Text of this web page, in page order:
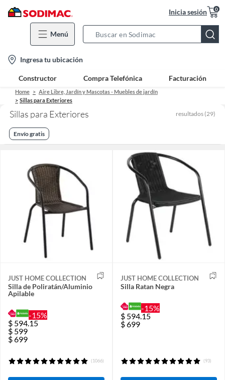
Inicia sesión 0
Menú
Bar
location-
icon
Ingresa tu ubicación
Constructor Compra Telefónica Facturación
Home
Aire Libre, Jardín y Mascotas - Muebles de jardín
Sillas para Exteriores
Sillas para Exteriores resultados (29)
Envío gratis
JUST HOME COLLECTION
Silla de Poliratán/Aluminio
Apilable
-15%
$ 594.15
$ 599
$699
(1066)
JUST HOME COLLECTION
Silla Ratan Negra
-15%
$ 594.15
$699
(93)